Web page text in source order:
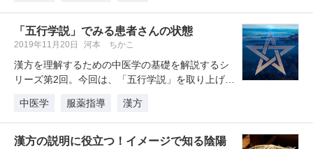
「五行学説」でみる患者さんの状態
2019年11月20日 河本 ちかこ
漢方を理解するための中医学の基礎を解説するシ
リーズ第2回。今回は、「五行学説」を取り上げま
中医学
服薬指導 漢方
漢方の説明に役立つ！イメージで知る陰陽